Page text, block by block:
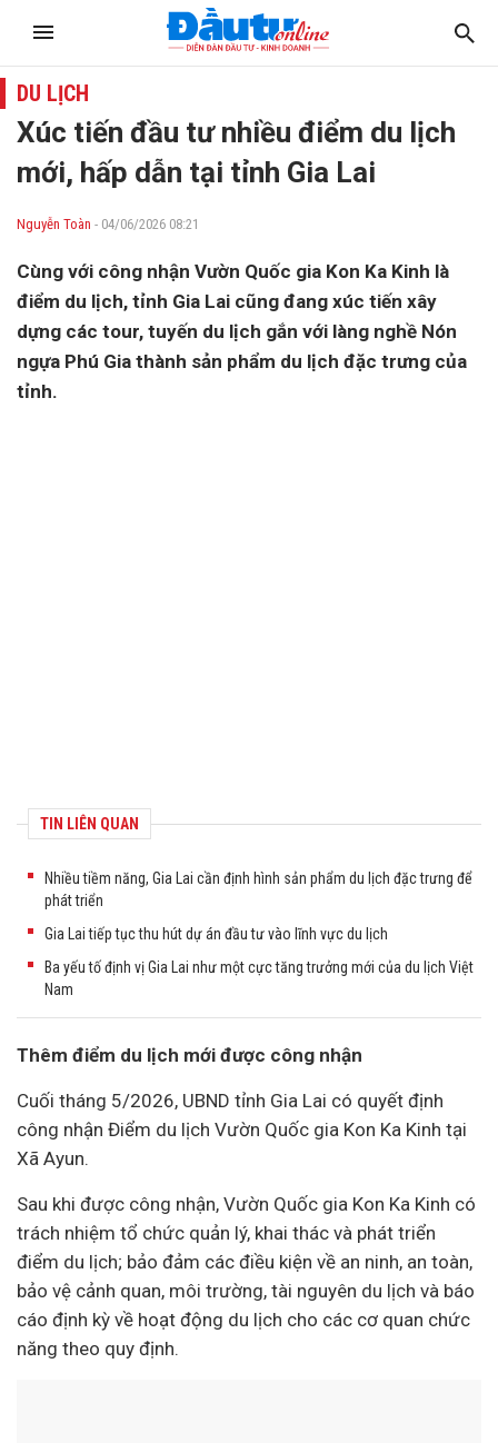
DU LỊCH
Xúc tiến đầu tư nhiều điểm du lịch
mới, hấp dẫn tại tỉnh Gia Lai
Nguyễn Toàn - 04/06/2026 08:21
Cùng với công nhận Vườn Quốc gia Kon Ka Kinh là
điểm du lịch, tỉnh Gia Lai cũng đang xúc tiến xây
dựng các tour, tuyến du lịch gắn với làng nghề Nón
ngựa Phú Gia thành sản phẩm du lịch đặc trưng của
tỉnh.
TIN LIÊN QUAN
Nhiều tiềm năng, Gia Lai cần định hình sản phẩm du lịch đặc trưng để
phát triển
Gia Lai tiếp tục thu hút dự án đầu tư vào lĩnh vực du lịch
Ba yếu tố định vị Gia Lai như một cực tăng trưởng mới của du lịch Việt
Nam
Thêm điểm du lịch mới được công nhận
Cuối tháng 5/2026, UBND tỉnh Gia Lai có quyết định
công nhận Điểm du lịch Vườn Quốc gia Kon Ka Kinh tại
Xã Ayun.
Sau khi được công nhận, Vườn Quốc gia Kon Ka Kinh có
trách nhiệm tổ chức quản lý, khai thác và phát triển
điểm du lịch; bảo đảm các điều kiện về an ninh, an toàn,
bảo vệ cảnh quan, môi trường, tài nguyên du lịch và báo
cáo định kỳ về hoạt động du lịch cho các cơ quan chức
năng theo quy định.